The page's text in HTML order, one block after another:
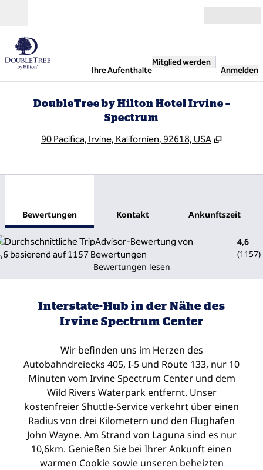
Ihre Aufenthalte
Mitglied werden
Anmelden
DoubleTree by Hilton Hotel Irvine –
Spectrum
90 Pacifica, Irvine, Kalifornien, 92618, USA ,
Bewertungen Kontakt Ankunftszeit
4,6
(1157)
Bewertungen lesen
Interstate-Hub in der Nähe des
Irvine Spectrum Center
Wir befinden uns im Herzen des
Autobahndreiecks 405, I-5 und Route 133, nur 10
Minuten vom Irvine Spectrum Center und dem
Wild Rivers Waterpark entfernt. Unser
kostenfreier Shuttle-Service verkehrt über einen
Radius von drei Kilometern und den Flughafen
John Wayne. Am Strand von Laguna sind es nur
10,6km. Genießen Sie bei Ihrer Ankunft einen
warmen Cookie sowie unseren beheizten